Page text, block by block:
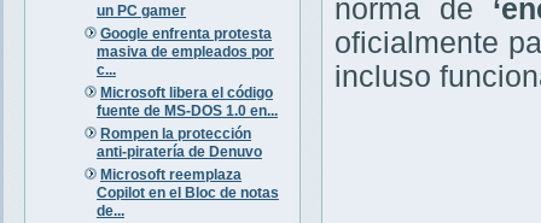
un PC gamer
Google enfrenta protesta
masiva de empleados por
c...
Microsoft libera el código
fuente de MS-DOS 1.0 en...
Rompen la protección
anti-piratería de Denuvo
Microsoft reemplaza
Copilot en el Bloc de notas
de...
norma de
oficialmente
incluso